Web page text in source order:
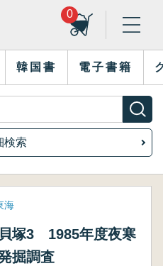
0
韓国書 電子書籍
検索
海
塚3 1985年度夜寒
掘調査